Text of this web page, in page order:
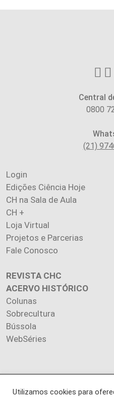
Central
0800
(21)
Login
Edições Ciência Hoje
CH na Sala de Aula
CH +
Loja Virtual
Projetos e Parcerias
Fale Conosco
REVISTA CHC
ACERVO HISTÓRICO
Colunas
Sobrecultura
Bússola
WebSéries
Copyright 2026 INSTITUTO
Utilizamos cookies para